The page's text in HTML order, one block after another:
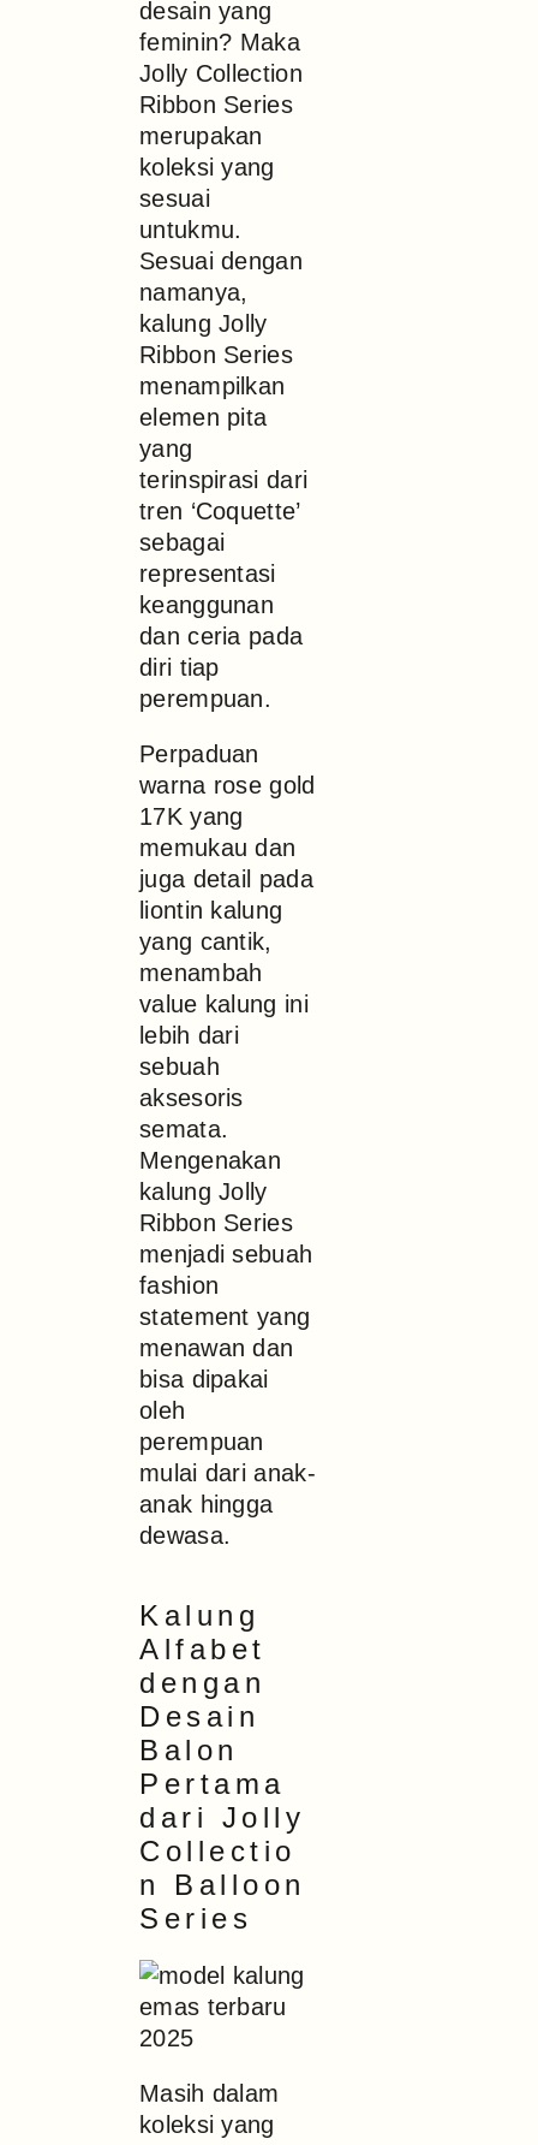
desain yang
feminin? Maka
Jolly Collection
Ribbon Series
merupakan
koleksi yang
sesuai
untukmu.
Sesuai dengan
namanya,
kalung Jolly
Ribbon Series
menampilkan
elemen pita
yang
terinspirasi dari
tren ‘Coquette’
sebagai
representasi
keanggunan
dan ceria pada
diri tiap
perempuan.
Perpaduan
warna rose gold
17K yang
memukau dan
juga detail pada
liontin kalung
yang cantik,
menambah
value kalung ini
lebih dari
sebuah
aksesoris
semata.
Mengenakan
kalung Jolly
Ribbon Series
menjadi sebuah
fashion
statement yang
menawan dan
bisa dipakai
oleh
perempuan
mulai dari anak-
anak hingga
dewasa.
Kalung
Alfabet
dengan
Desain
Balon
Pertama
dari Jolly
Collectio
n Balloon
Series
Masih dalam
koleksi yang